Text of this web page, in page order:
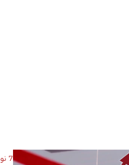
7 نوفمبر، 2024